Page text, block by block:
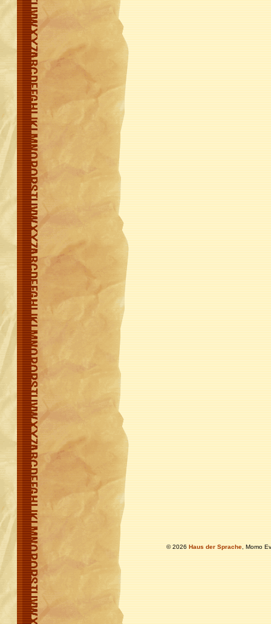
© 2026 Haus der Sprache , Momo